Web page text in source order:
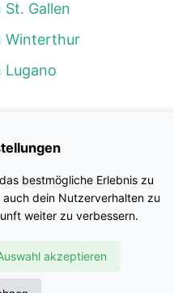
Gallen
Winterthur
Lugano
bestmögliche Erlebnis zu
dein Nutzerverhalten zu
weiter zu verbessern.
akzeptieren